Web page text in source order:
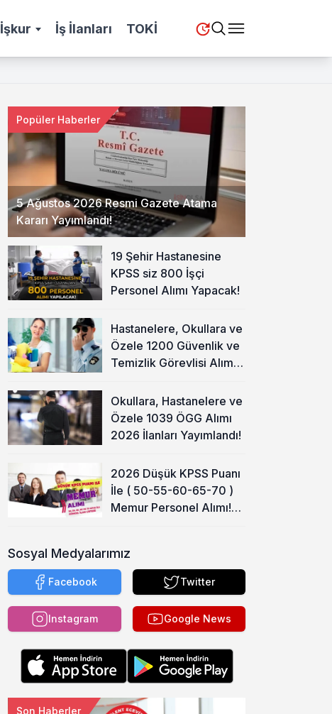
İşkur İş İlanları TOKİ
5 Ağustos 2026 Resmi Gazete Atama
Kararı Yayımlandı!
Popüler Haberler
19 Şehir Hastanesine
KPSS siz 800 İşçi
Personel Alımı Yapacak!
Hastanelere, Okullara ve
Özele 1200 Güvenlik ve
Temizlik Görevlisi Alımı
Okullara, Hastanelere ve
Özele 1039 ÖGG Alımı
2026 İlanları Yayımlandı!
2026 Düşük KPSS Puanı
İle ( 50-55-60-65-70 )
Memur Personel Alımı!
Sosyal Medyalarımız
Facebook Twitter
Instagram Google News
Son Haberler